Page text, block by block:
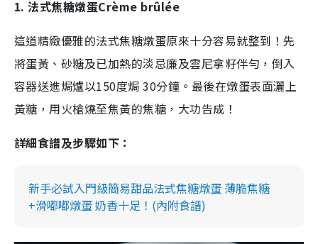
1. 法式焦糖燉蛋Crème brûlée
這道精緻優雅的法式焦糖燉蛋原來十分容易就整到！先
將蛋黃、砂糖及已加熱的淡忌廉及雲尼拿籽伴勻，倒入
容器送進焗爐以150度焗 30分鐘。最後在燉蛋表面灑上
黃糖，用火槍燒至焦黃的焦糖，大功告成！
詳細食譜及步驟如下：
新手必試入門級簡易甜品法式焦糖燉蛋 薄脆焦糖
+滑嘟嘟燉蛋 奶香十足！(內附食譜)